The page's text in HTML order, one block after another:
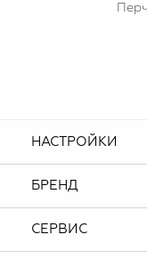
НАСТРОЙКИ
БРЕНД
СЕРВИС